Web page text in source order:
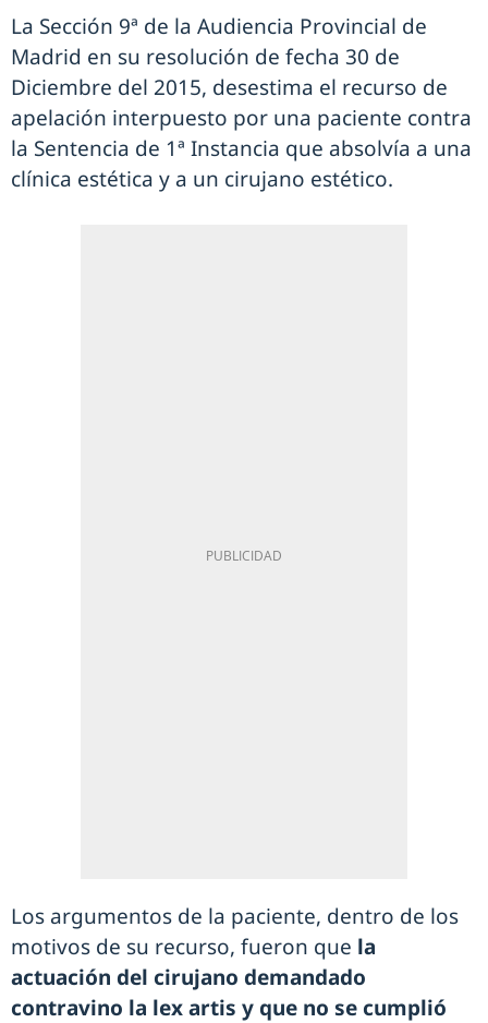
La Sección 9ª de la Audiencia Provincial de
Madrid en su resolución de fecha 30 de
Diciembre del 2015, desestima el recurso de
apelación interpuesto por una paciente contra
la Sentencia de 1ª Instancia que absolvía a una
clínica estética y a un cirujano estético.
Los argumentos de la paciente, dentro de los
motivos de su recurso, fueron que la
actuación del cirujano demandado
contravino la lex artis y que no se cumplió